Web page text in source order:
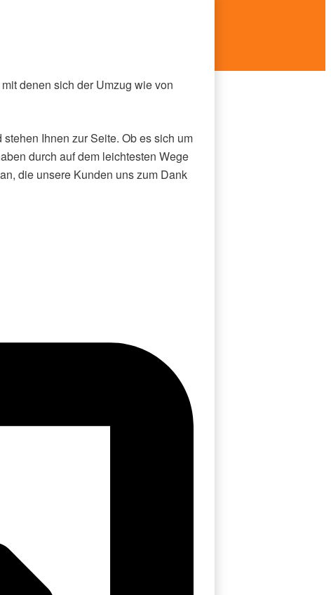
mit denen sich der Umzug wie von
Ihnen zur Seite. Ob es sich um
durch auf dem leichtesten Wege
an, die unsere Kunden uns zum Dank